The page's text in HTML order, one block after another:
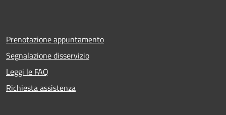
Prenotazione appuntamento
Segnalazione disservizio
Leggi le FAQ
Richiesta assistenza